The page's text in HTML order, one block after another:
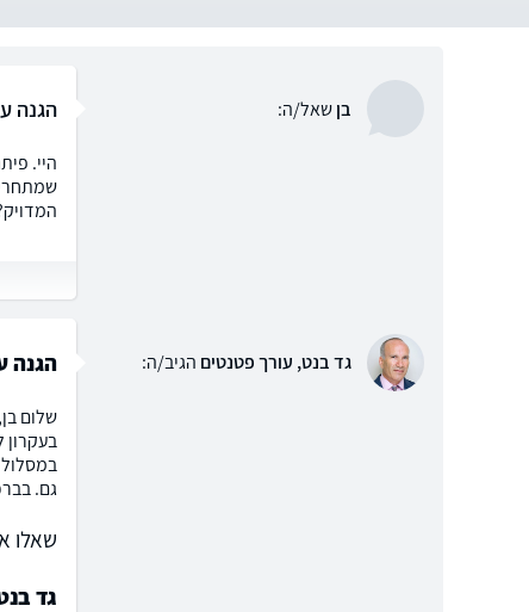
בןשאל/ה: הגנה
היי.
גד בנט, עורך פטנטים הגיב/ה: הגנה
שלום
במסלול
גם.
שאלו
גד